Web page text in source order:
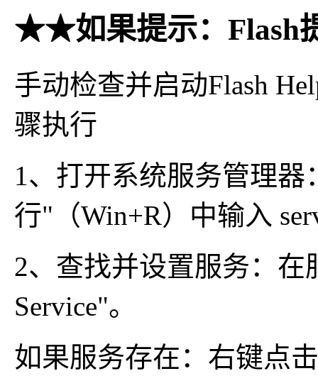
★★如果提示：Flash
手动检查并启动Flash
骤执行
1、打开系统服务管理器
行"（Win+R）中输入
2、查找并设置服务：在
Service"。
如果服务存在：右键点